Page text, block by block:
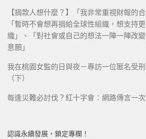
【捐款人想什麼？】「我非常重視財報的
「暫時不會想再捐給全球性組織，想支持
織」、「對社會或自己的想法一陣一陣改
意願」
我在桃園女監的日與夜－專訪一位匿名受
（下）
每逢災難必討伐？紅十字會：網路傳言一
認識永續發展，鎖定專欄！